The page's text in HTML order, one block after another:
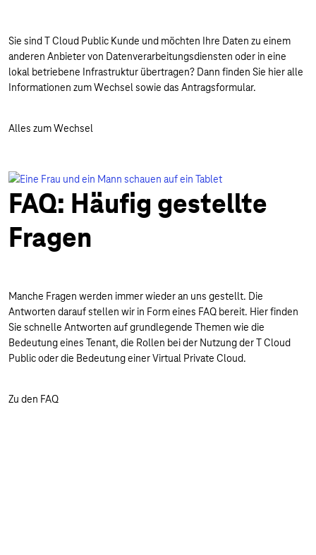
Sie sind T Cloud Public Kunde und möchten Ihre Daten zu einem
anderen Anbieter von Datenverarbeitungsdiensten oder in eine
lokal betriebene Infrastruktur übertragen? Dann finden Sie hier alle
Informationen zum Wechsel sowie das Antragsformular.
Alles zum Wechsel
FAQ: Häufig gestellte
Fragen
Manche Fragen werden immer wieder an uns gestellt. Die
Antworten darauf stellen wir in Form eines FAQ bereit. Hier finden
Sie schnelle Antworten auf grundlegende Themen wie die
Bedeutung eines Tenant, die Rollen bei der Nutzung der T Cloud
Public oder die Bedeutung einer Virtual Private Cloud.
Zu den FAQ